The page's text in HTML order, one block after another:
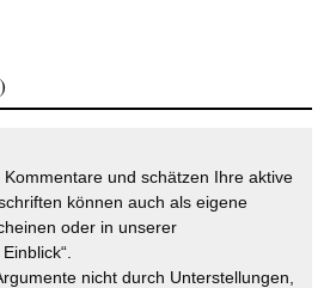
und schätzen Ihre aktive
können auch als eigene
oder in unserer
nicht durch Unterstellungen,